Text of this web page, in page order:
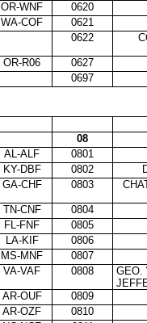
OR-WNF
0620
WA-COF
0621
0622
OR-R06
0627
0697
08
AL-ALF
0801
KY-DBF
0802
GA-CHF
0803
TN-CNF
0804
FL-FNF
0805
LA-KIF
0806
MS-MNF
0807
VA-VAF
0808
GEO.
AR-OUF
0809
AR-OZF
0810